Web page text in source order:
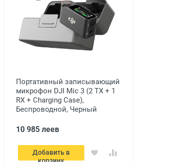
Портативный записывающий
микрофон DJI Mic 3 (2 TX + 1
RX + Charging Case),
Беспроводной, Черный
10 985 леев
Добавить в